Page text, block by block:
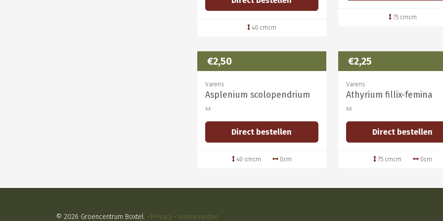
40 cmcm
75 cmcm
€2,50
Varens
Asplenium scolopendrium
xx
Direct bestellen
40 cmcm 0cm
€2,25
Varens
Athyrium fillix-femina
xx
Direct bestellen
75 cmcm 0cm
© 2026 Groencentrum Boxtel. · Privacy · Voorwaarden